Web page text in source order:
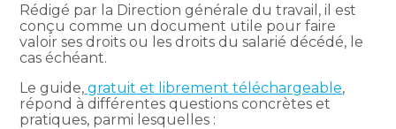
Rédigé par la Direction générale du travail, il est
conçu comme un document utile pour faire
valoir ses droits ou les droits du salarié décédé, le
cas échéant.
Le guide, gratuit et librement téléchargeable,
répond à différentes questions concrètes et
pratiques, parmi lesquelles :